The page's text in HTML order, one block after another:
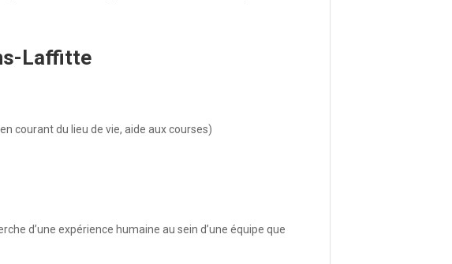
Laffitte
courant du lieu de vie, aide aux courses)
d’une expérience humaine au sein d’une équipe que